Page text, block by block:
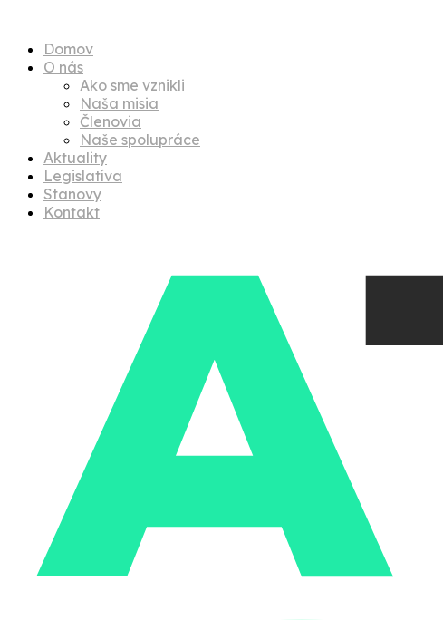
Menu Domov
O nás
Ako sme vznikli
Naša misia
Členovia
Naše spolupráce
Aktuality
Legislatíva
Stanovy
Kontakt